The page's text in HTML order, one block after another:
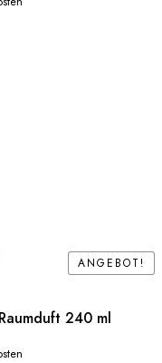
ANGEBOT!
ANGEBOT!
240 ml